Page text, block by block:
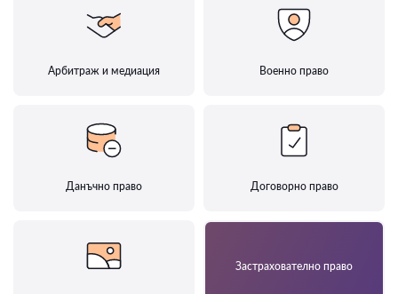
Арбитраж и медиация Военно право
Данъчно право Договорно право
Застрахователно право